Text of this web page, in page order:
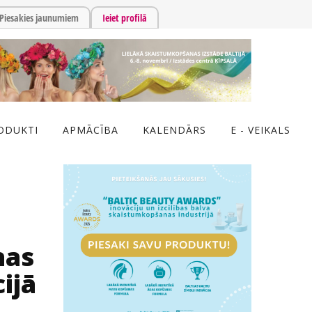
Piesakies jaunumiem Ieiet profilā
APMĀCĪBA KALENDĀRS E - VEIKALS